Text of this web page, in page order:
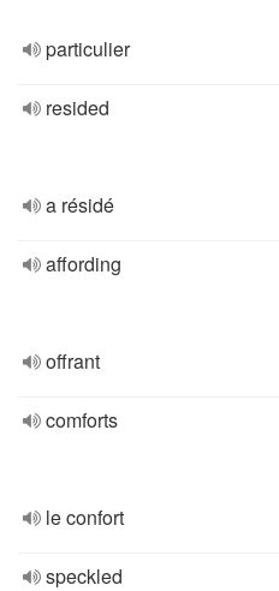
particulier
resided
a résidé
affording
offrant
comforts
le confort
speckled